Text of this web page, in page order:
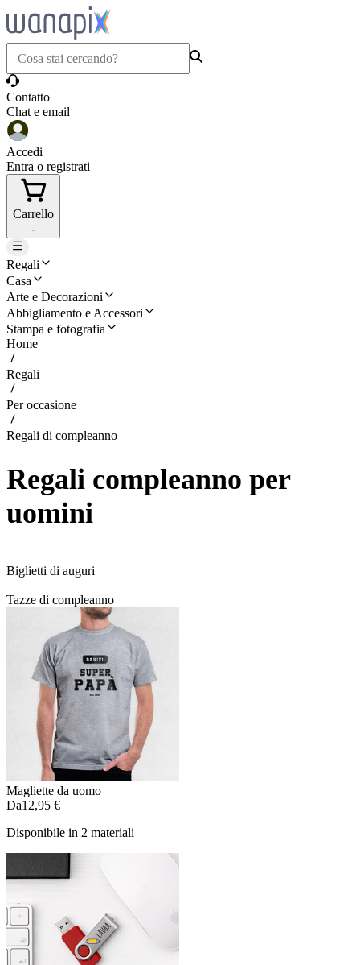
Contatto
Chat e email
Accedi
Entra o registrati
Carrello
-
Regali
Casa
Arte e Decorazioni
Abbigliamento e Accessori
Stampa e fotografia
Home
Regali
Per occasione
Regali di compleanno
Regali compleanno per
uomini
Biglietti di auguri
Tazze di compleanno
Magliette da uomo
Da12,95 €
Disponibile in 2 materiali